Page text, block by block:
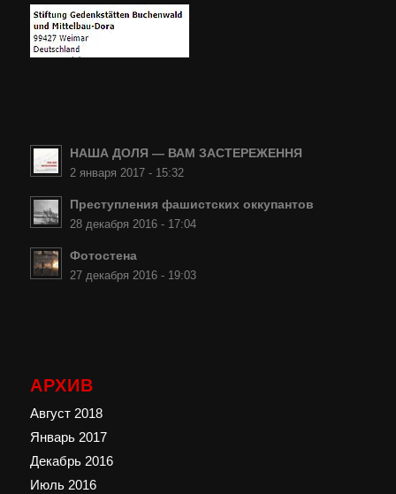
НАША ДОЛЯ — ВАМ ЗАСТЕРЕЖЕННЯ
2 января 2017 - 15:32
Преступления фашистских оккупантов
28 декабря 2016 - 17:04
Фотостена
27 декабря 2016 - 19:03
АРХИВ
Август 2018
Январь 2017
Декабрь 2016
Июль 2016